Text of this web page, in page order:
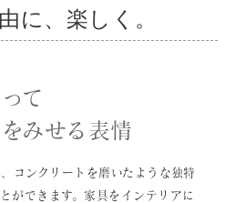
に、楽しく。
て
みせる表情
コンクリートを磨いたような独特
ができます。家具をインテリアに